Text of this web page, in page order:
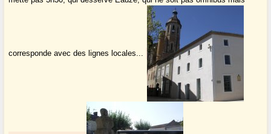
corresponde avec des lignes locales...